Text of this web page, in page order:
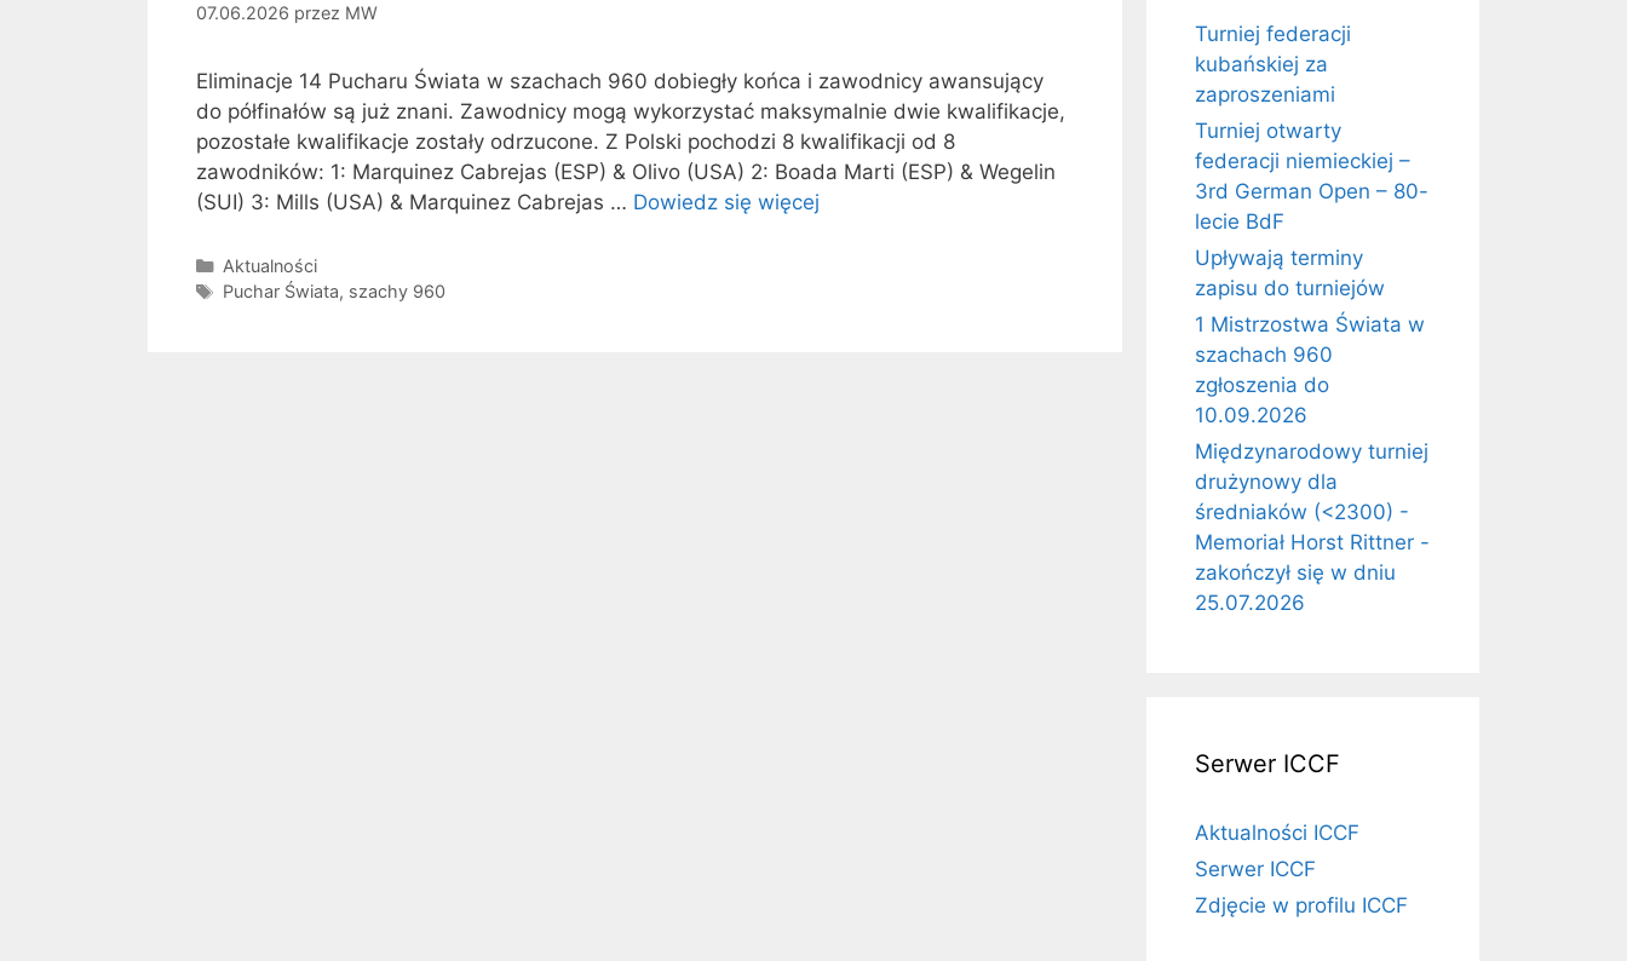
07.06.2026 przez MW
Eliminacje 14 Pucharu Świata w szachach 960 dobiegły końca i zawodnicy awansujący
do półfinałów są już znani. Zawodnicy mogą wykorzystać maksymalnie dwie kwalifikacje,
pozostałe kwalifikacje zostały odrzucone. Z Polski pochodzi 8 kwalifikacji od 8
zawodników: 1: Marquinez Cabrejas (ESP) & Olivo (USA) 2: Boada Marti (ESP) & Wegelin
(SUI) 3: Mills (USA) & Marquinez Cabrejas … Dowiedz się więcej
Kategorie
Aktualności
Tagi
Puchar Świata, szachy 960
Turniej federacji
kubańskiej za
zaproszeniami
Turniej otwarty
federacji niemieckiej –
3rd German Open – 80-
lecie BdF
Upływają terminy
zapisu do turniejów
1 Mistrzostwa Świata w
szachach 960
zgłoszenia do
10.09.2026
Międzynarodowy turniej
drużynowy dla
średniaków (<2300) -
Memoriał Horst Rittner -
zakończył się w dniu
25.07.2026
Serwer ICCF
Aktualności ICCF
Serwer ICCF
Zdjęcie w profilu ICCF